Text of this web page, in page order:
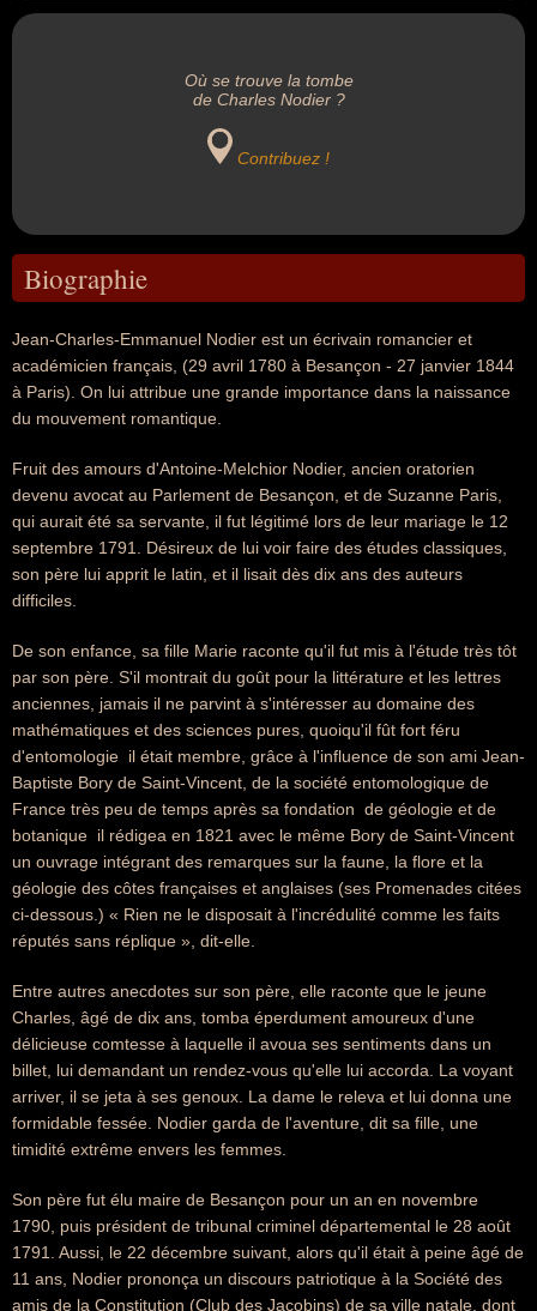
Où se trouve la tombe
de Charles Nodier ?
Contribuez !
Biographie
Jean-Charles-Emmanuel Nodier est un écrivain romancier et
académicien français, (29 avril 1780 à Besançon - 27 janvier 1844
à Paris). On lui attribue une grande importance dans la naissance
du mouvement romantique.
Fruit des amours d'Antoine-Melchior Nodier, ancien oratorien
devenu avocat au Parlement de Besançon, et de Suzanne Paris,
qui aurait été sa servante, il fut légitimé lors de leur mariage le 12
septembre 1791. Désireux de lui voir faire des études classiques,
son père lui apprit le latin, et il lisait dès dix ans des auteurs
difficiles.
De son enfance, sa fille Marie raconte qu'il fut mis à l'étude très tôt
par son père. S'il montrait du goût pour la littérature et les lettres
anciennes, jamais il ne parvint à s'intéresser au domaine des
mathématiques et des sciences pures, quoiqu'il fût fort féru
d'entomologie  il était membre, grâce à l'influence de son ami Jean-
Baptiste Bory de Saint-Vincent, de la société entomologique de
France très peu de temps après sa fondation  de géologie et de
botanique  il rédigea en 1821 avec le même Bory de Saint-Vincent
un ouvrage intégrant des remarques sur la faune, la flore et la
géologie des côtes françaises et anglaises (ses Promenades citées
ci-dessous.) « Rien ne le disposait à l'incrédulité comme les faits
réputés sans réplique », dit-elle.
Entre autres anecdotes sur son père, elle raconte que le jeune
Charles, âgé de dix ans, tomba éperdument amoureux d'une
délicieuse comtesse à laquelle il avoua ses sentiments dans un
billet, lui demandant un rendez-vous qu'elle lui accorda. La voyant
arriver, il se jeta à ses genoux. La dame le releva et lui donna une
formidable fessée. Nodier garda de l'aventure, dit sa fille, une
timidité extrême envers les femmes.
Son père fut élu maire de Besançon pour un an en novembre
1790, puis président de tribunal criminel départemental le 28 août
1791. Aussi, le 22 décembre suivant, alors qu'il était à peine âgé de
11 ans, Nodier prononça un discours patriotique à la Société des
amis de la Constitution (Club des Jacobins) de sa ville natale, dont